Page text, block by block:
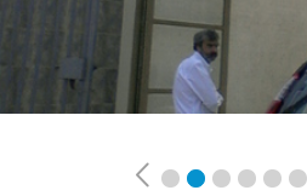
Previous